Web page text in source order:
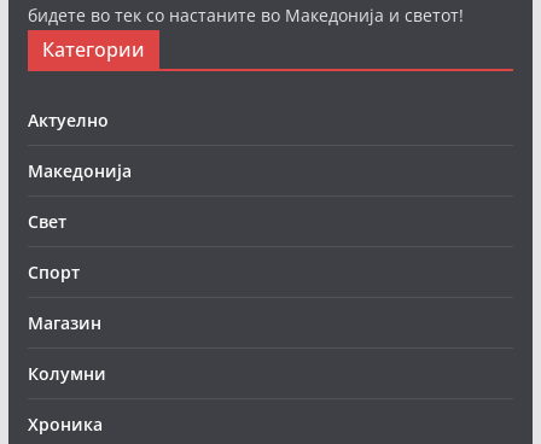
бидете во тек со настаните во Македонија и светот!
Категории
Актуелно
Македонија
Свет
Спорт
Магазин
Колумни
Хроника